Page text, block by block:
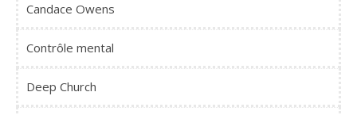
Candace Owens
Contrôle mental
Deep Church